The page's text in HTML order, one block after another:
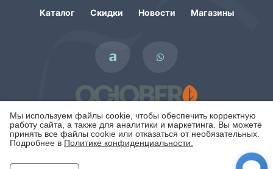
Мы используем файлы cookie, чтобы обеспечить корректную
работу сайта, а также для аналитики и маркетинга. Вы можете
принять все файлы cookie или отказаться от необязательных.
Подробнее в Политике конфиденциальности.
Каталог Скидки Новости Магазины
Политика конфиденциальности